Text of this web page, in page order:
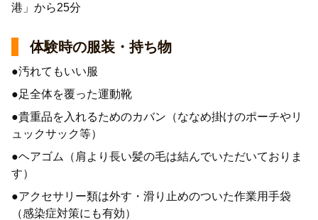
港」から25分
体験時の服装・持ち物
●汚れてもいい服
●足全体を覆った運動靴
●貴重品を入れるためのカバン（ななめ掛けのポーチやリ
ュックサック等）
●ヘアゴム（肩より長い髪の毛は結んでいただいておりま
す）
●アクセサリー類は外す・滑り止めのついた作業用手袋
（感染症対策にも有効）